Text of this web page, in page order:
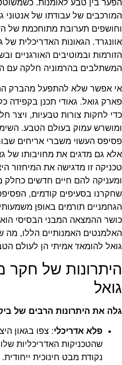
הפער בין טבע לאומנות.
המורכבים של עבודתו של אנטוני
וחושפים תערובת מתוחכמת של
אוונגרד. הגאונות האדריכלית של
הזורמות ובמוטיבים האורגניים
המשתלבים בהרמוניה חלקה עם
אי אפשר שלא להתפעל מהברק
פארק גואל. גאודי תכנן בקפידה
כדי לחקות צורות טבעיות, ויצר
ומושרש עמוק בעולם הטבע.
פסיפס העשוי משברי אריחים
אלא גם מדגים את מחויבותו של
טכניקה זו מדגישה את המיחזור
ומעניקה להם חיים חדשים כחלק
שחקרנו בסעיפים קודמים,
הגחמניים תורמים באופן
כושר ההמצאה המבני הבסיסי
האלמנטים האמנותיים הללו,
גואל להומאז' אמיתי הן לעולם
היתרונות של
גואל
גלה את היתרונות הרבים של
פלא אדריכלי: צפו בגאון
שהטכניקות האדריכליות
נקודת מבט חינוכית ייחודית.